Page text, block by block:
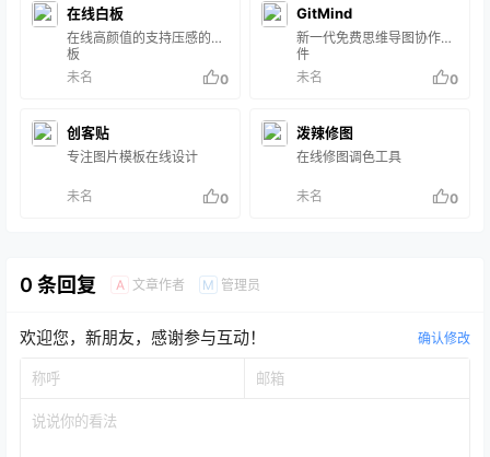
在线白板
在线高颜值的支持压感的白
板
未名
0
GitMind
新一代免费思维导图协作软
件
未名
0
创客贴
专注图片模板在线设计
未名 0
泼辣修图
在线修图调色工具
未名 0
0 条回复 A 文章作者 M 管理员
欢迎您，新朋友，感谢参与互动！ 确认修改